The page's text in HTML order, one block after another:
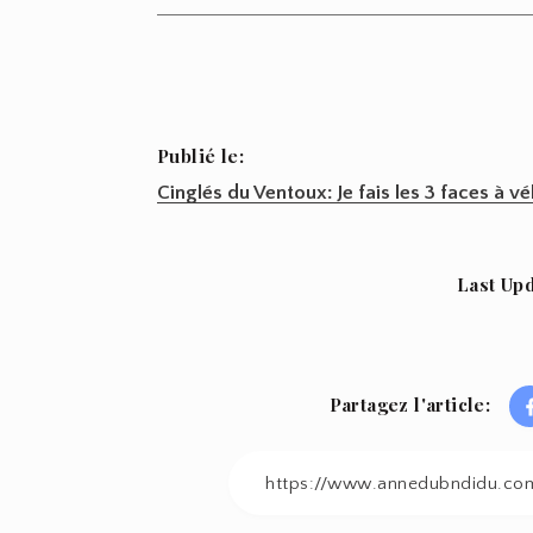
Publié le:
Navigation
Cinglés du Ventoux: Je fais les 3 faces à
Last
Partagez l'article: